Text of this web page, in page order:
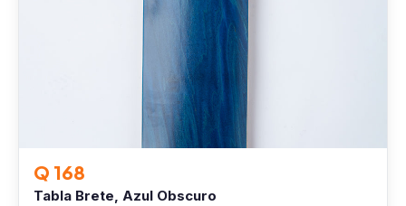
Q 168
Tabla Brete, Azul Obscuro